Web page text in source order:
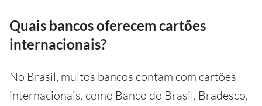
Quais bancos oferecem cartões
internacionais?
No Brasil, muitos bancos contam com cartões
internacionais, como Banco do Brasil, Bradesco,